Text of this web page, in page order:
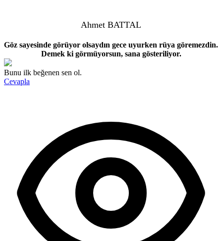
Ahmet BATTAL
Göz sayesinde görüyor olsaydın gece uyurken rüya göremezdin.
Demek ki görmüyorsun, sana gösteriliyor.
Bunu ilk beğenen sen ol.
Cevapla